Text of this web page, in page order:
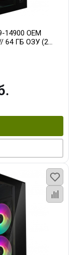
14900 OEM
64 ГБ ОЗУ (2
384-Bit 3xDP